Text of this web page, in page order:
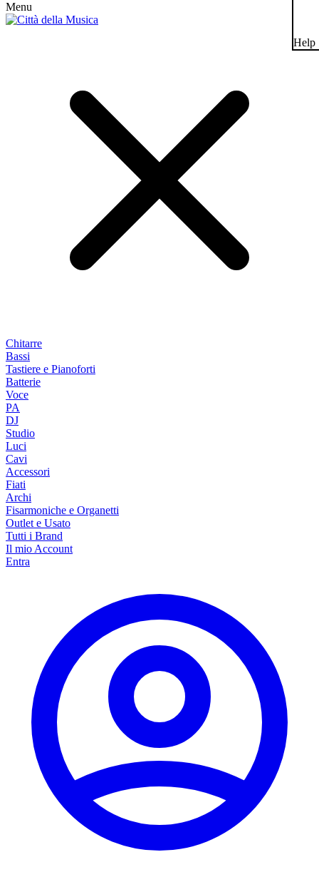
Menu
Chitarre
Bassi
Tastiere e Pianoforti
Batterie
Voce
PA
DJ
Studio
Luci
Cavi
Accessori
Fiati
Archi
Fisarmoniche e Organetti
Outlet e Usato
Tutti i Brand
Il mio Account
Entra
Help